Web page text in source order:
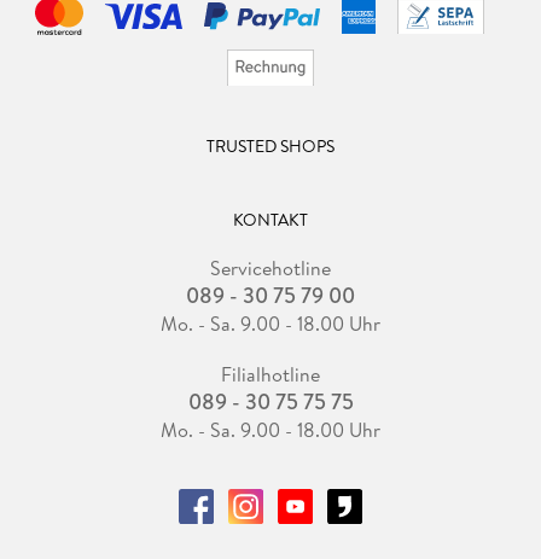
TRUSTED SHOPS
KONTAKT
Servicehotline
089 - 30 75 79 00
Mo. - Sa. 9.00 - 18.00 Uhr
Filialhotline
089 - 30 75 75 75
Mo. - Sa. 9.00 - 18.00 Uhr